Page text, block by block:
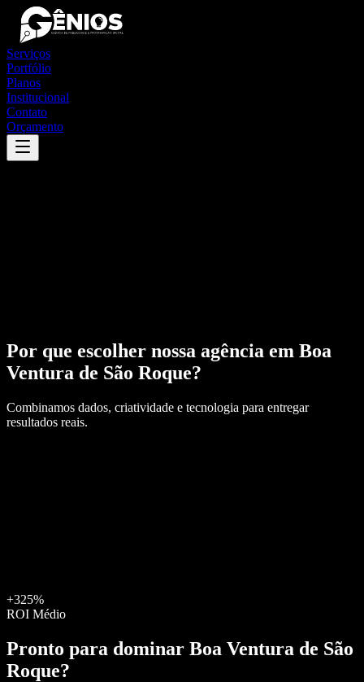
Serviços
Portfólio
Planos
Institucional
Contato
Orçamento
Por que escolher nossa agência em Boa
Ventura de São Roque?
Combinamos dados, criatividade e tecnologia para entregar
resultados reais.
+325%
ROI Médio
Pronto para dominar Boa Ventura de São
Roque?